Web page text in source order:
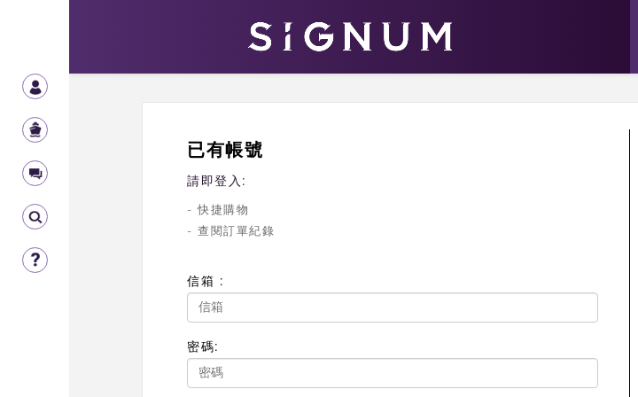
已有帳號
請即登入:
- 快捷購物
- 查閱訂單紀錄
信箱 :
密碼: